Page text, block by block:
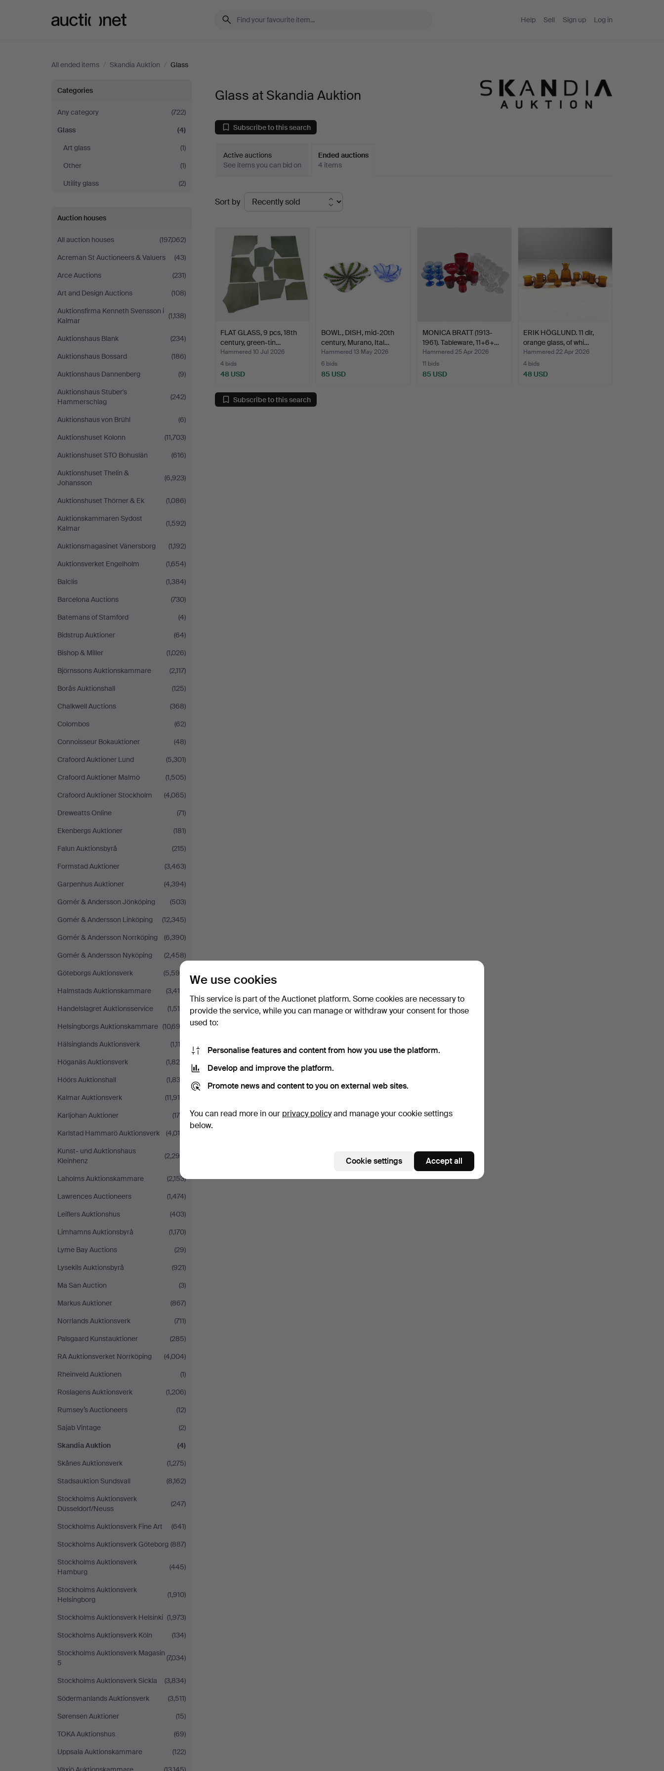
Help Sell Sign up Log in
All ended items / Skandia Auktion / Glass
Glass
at
Skandia
Auktion
Categories
Any category
(722)
Glass
(4)
Art glass
(1)
Other
(1)
Utility glass
(2)
Auction houses
All auction houses
(197,062)
Acreman St Auctioneers & Valuers
(43)
Arce Auctions
(231)
Art and Design Auctions
(108)
Auktionsfirma Kenneth Svensson i
Kalmar
(1,138)
Auktionshaus Blank
(234)
Auktionshaus Bossard
(186)
Auktionshaus Dannenberg
(9)
Auktionshaus Stuber's
Hammerschlag
(242)
Auktionshaus von Brühl
(6)
Auktionshuset Kolonn
(11,703)
Auktionshuset STO Bohuslän
(616)
Auktionshuset Thelin &
Johansson
(6,923)
Auktionshuset Thörner & Ek
(1,086)
Auktionskammaren Sydost
Kalmar
(1,592)
Auktionsmagasinet Vänersborg
(1,192)
Auktionsverket Engelholm
(1,654)
Balclis
(1,384)
Barcelona Auctions
(730)
Batemans of Stamford
(4)
Bidstrup Auktioner
(64)
Bishop & Miller
(1,026)
Björnssons Auktionskammare
(2,117)
Borås Auktionshall
(125)
Chalkwell Auctions
(368)
Colombos
(62)
Connoisseur Bokauktioner
(48)
Crafoord Auktioner Lund
(5,301)
Crafoord Auktioner Malmö
(1,505)
Crafoord Auktioner Stockholm
(4,065)
Dreweatts Online
(71)
Ekenbergs Auktioner
(181)
Falun Auktionsbyrå
(215)
Formstad Auktioner
(3,463)
Garpenhus Auktioner
(4,394)
Gomér & Andersson Jönköping
(503)
Gomér & Andersson Linköping
(12,345)
Gomér & Andersson Norrköping
(6,390)
Gomér & Andersson Nyköping
(2,458)
Göteborgs Auktionsverk
(5,598)
Halmstads Auktionskammare
(3,418)
Handelslagret Auktionsservice
(1,519)
Helsingborgs Auktionskammare (10,693)
Hälsinglands Auktionsverk
(1,112)
Höganäs Auktionsverk
(1,828)
Höörs Auktionshall
(1,833)
Kalmar Auktionsverk
(11,919)
Karljohan Auktioner
(176)
Karlstad Hammarö Auktionsverk
(4,010)
Kunst- und Auktionshaus
Kleinhenz
(2,299)
Laholms Auktionskammare
(2,153)
Lawrences Auctioneers
(1,474)
Leiflers Auktionshus
(403)
Limhamns Auktionsbyrå
(1,170)
Lyme Bay Auctions
(29)
Lysekils Auktionsbyrå
(921)
Ma San Auction
(3)
Markus Auktioner
(867)
Norrlands Auktionsverk
(711)
Palsgaard Kunstauktioner
(285)
RA Auktionsverket Norrköping
(4,004)
Rheinveld Auktionen
(1)
Roslagens Auktionsverk
(1,206)
Rumsey’s Auctioneers
(12)
Sajab Vintage
(2)
Skandia Auktion
(4)
Skånes Auktionsverk
(1,275)
Stadsauktion Sundsvall
(8,162)
Stockholms Auktionsverk
Düsseldorf/Neuss
(247)
Stockholms Auktionsverk Fine Art
(641)
Stockholms Auktionsverk Göteborg (887)
Stockholms Auktionsverk
Hamburg
(445)
Stockholms Auktionsverk
Helsingborg
(1,910)
Stockholms Auktionsverk Helsinki (1,973)
Stockholms Auktionsverk Köln
(134)
Stockholms Auktionsverk Magasin
5
(7,034)
Stockholms Auktionsverk Sickla
(3,834)
Södermanlands Auktionsverk
(3,511)
Sørensen Auktioner
(15)
TOKA Auktionshus
(69)
Uppsala Auktionskammare
(122)
Glass at Skandia Auktion
Subscribe to this search
Active auctions
See items you can bid on
Ended auctions
4 items
Ended
auctions
Sort by
FLAT GLASS, 9 pcs, 18th
century, green-tin…
Hammered 10 Jul 2026
4 bids
48 USD
BOWL, DISH, mid-20th
century, Murano, Ital…
Hammered 13 May 2026
6 bids
85 USD
MONICA BRATT (1913-
1961). Tableware, 11+6+…
Hammered 25 Apr 2026
11 bids
85 USD
ERIK HÖGLUND. 11 dlr,
orange glass, of whi…
Hammered 22 Apr 2026
4 bids
48 USD
Subscribe to this search
We use cookies
This service is part of the Auctionet platform. Some cookies are necessary to
provide the service, while you can manage or withdraw your consent for those
used to:
Personalise features and content from how you use the platform.
Develop and improve the platform.
Promote news and content to you on external web sites.
You can read more in our privacy policyand manage your cookie settings
below.
Cookie settings Accept all